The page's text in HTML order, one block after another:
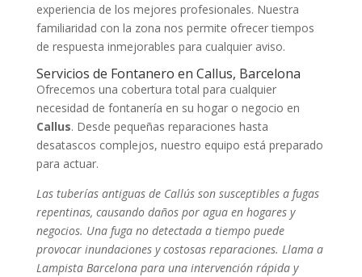
experiencia de los mejores profesionales. Nuestra
familiaridad con la zona nos permite ofrecer tiempos
de respuesta inmejorables para cualquier aviso.
Servicios de Fontanero en Callus, Barcelona
Ofrecemos una cobertura total para cualquier
necesidad de fontanería en su hogar o negocio en
Callus. Desde pequeñas reparaciones hasta
desatascos complejos, nuestro equipo está preparado
para actuar.
Las tuberías antiguas de Callús son susceptibles a fugas
repentinas, causando daños por agua en hogares y
negocios. Una fuga no detectada a tiempo puede
provocar inundaciones y costosas reparaciones. Llama a
Lampista Barcelona para una intervención rápida y